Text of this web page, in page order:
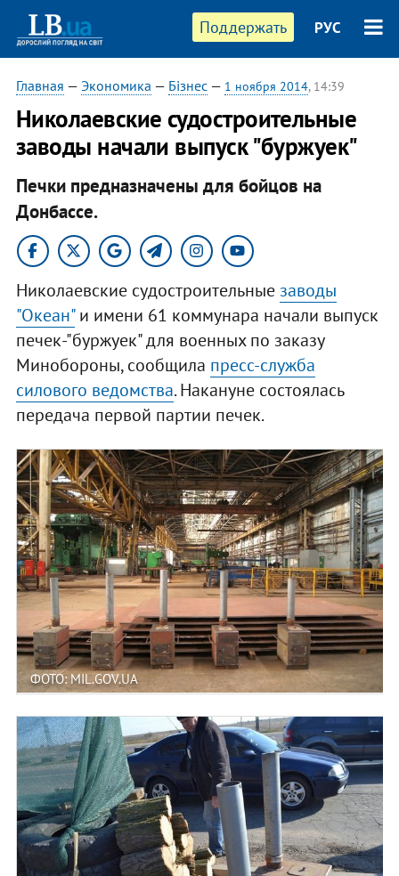
Поддержать РУС
Главная — Экономика — Бізнес— 1 ноября 2014, 14:39
Николаевские судостроительные
заводы начали выпуск "буржуек"
Печки предназначены для бойцов на
Донбассе.
Николаевские судостроительные заводы
"Океан"и имени 61 коммунара начали выпуск
печек-"буржуек" для военных по заказу
Минобороны, сообщила пресс-служба
силового ведомства. Накануне состоялась
передача первой партии печек.
ФОТО: MIL.GOV.UA